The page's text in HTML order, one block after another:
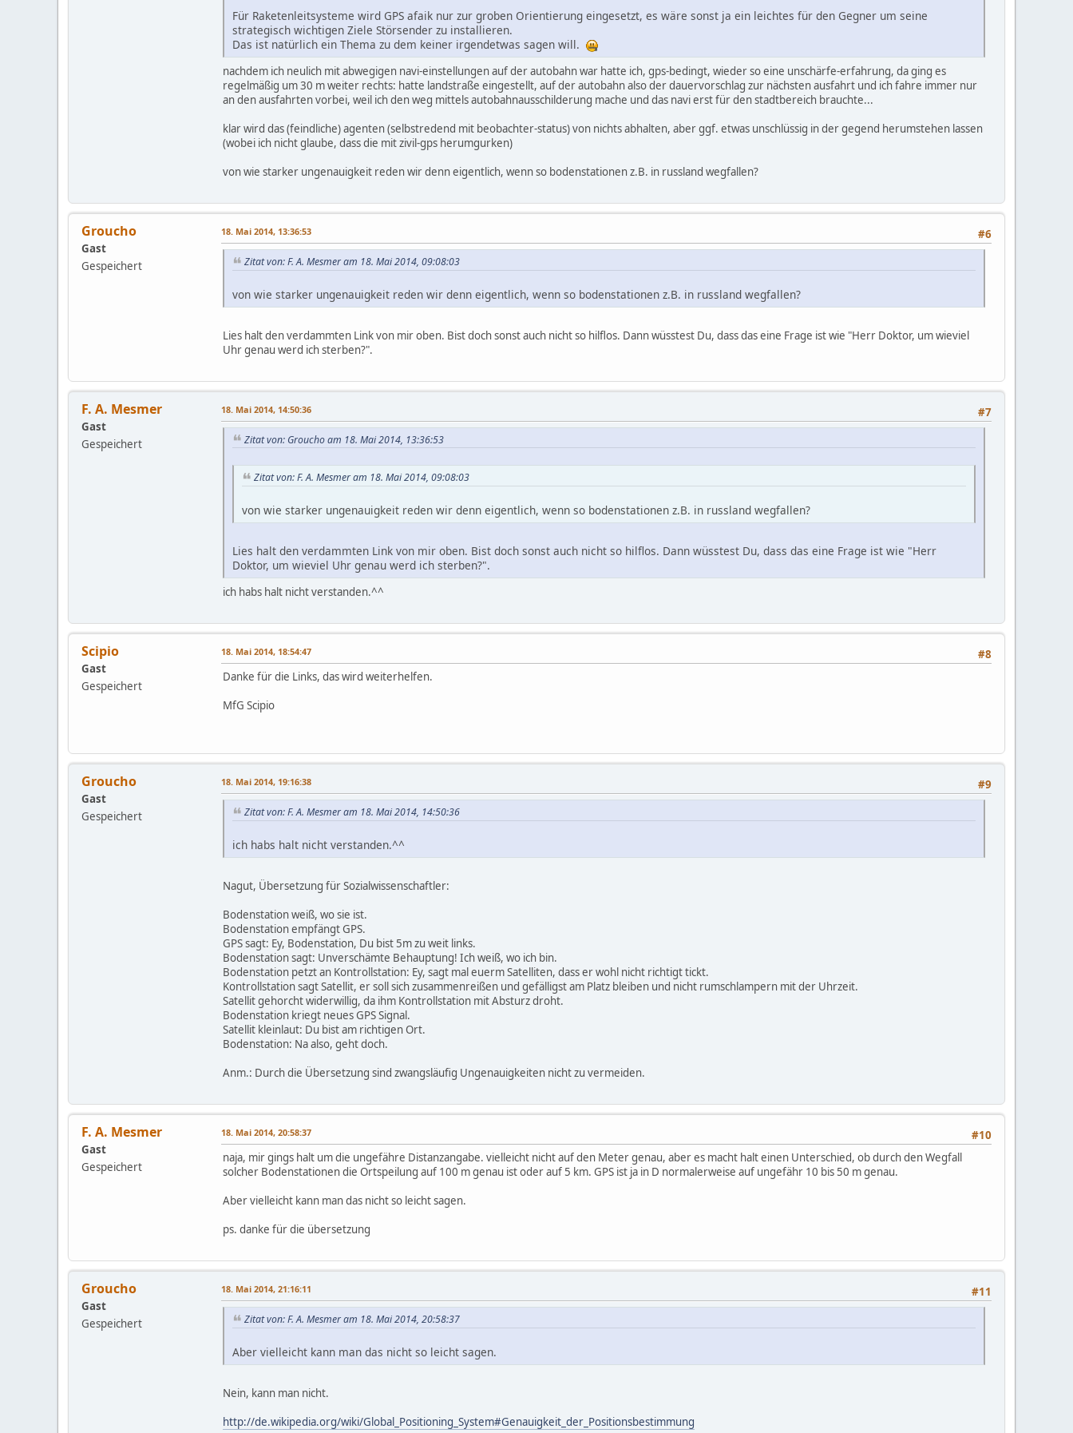
Für Raketenleitsysteme wird GPS afaik nur zur groben Orientierung eingesetzt, es wäre sonst ja ein leichtes für den Gegner um seine
strategisch wichtigen Ziele Störsender zu installieren.
Das ist natürlich ein Thema zu dem keiner irgendetwas sagen will.
nachdem ich neulich mit abwegigen navi-einstellungen auf der autobahn war hatte ich, gps-bedingt, wieder so eine unschärfe-erfahrung, da ging es
regelmäßig um 30 m weiter rechts: hatte landstraße eingestellt, auf der autobahn also der dauervorschlag zur nächsten ausfahrt und ich fahre immer nur
an den ausfahrten vorbei, weil ich den weg mittels autobahnausschilderung mache und das navi erst für den stadtbereich brauchte...
klar wird das (feindliche) agenten (selbstredend mit beobachter-status) von nichts abhalten, aber ggf. etwas unschlüssig in der gegend herumstehen lassen
(wobei ich nicht glaube, dass die mit zivil-gps herumgurken)
von wie starker ungenauigkeit reden wir denn eigentlich, wenn so bodenstationen z.B. in russland wegfallen?
Groucho
Gast
Gespeichert
#6
18. Mai 2014, 13:36:53
Zitat von: F. A. Mesmer am 18. Mai 2014, 09:08:03
von wie starker ungenauigkeit reden wir denn eigentlich, wenn so bodenstationen z.B. in russland wegfallen?
Lies halt den verdammten Link von mir oben. Bist doch sonst auch nicht so hilflos. Dann wüsstest Du, dass das eine Frage ist wie "Herr Doktor, um wieviel
Uhr genau werd ich sterben?".
F. A. Mesmer
Gast
Gespeichert
#7
18. Mai 2014, 14:50:36
Zitat von: Groucho am 18. Mai 2014, 13:36:53
Zitat von: F. A. Mesmer am 18. Mai 2014, 09:08:03
von wie starker ungenauigkeit reden wir denn eigentlich, wenn so bodenstationen z.B. in russland wegfallen?
Lies halt den verdammten Link von mir oben. Bist doch sonst auch nicht so hilflos. Dann wüsstest Du, dass das eine Frage ist wie "Herr
Doktor, um wieviel Uhr genau werd ich sterben?".
ich habs halt nicht verstanden.^^
Scipio
Gast
Gespeichert
#8
18. Mai 2014, 18:54:47
Danke für die Links, das wird weiterhelfen.
MfG Scipio
Groucho
Gast
Gespeichert
#9
18. Mai 2014, 19:16:38
Zitat von: F. A. Mesmer am 18. Mai 2014, 14:50:36
ich habs halt nicht verstanden.^^
Nagut, Übersetzung für Sozialwissenschaftler:
Bodenstation weiß, wo sie ist.
Bodenstation empfängt GPS.
GPS sagt: Ey, Bodenstation, Du bist 5m zu weit links.
Bodenstation sagt: Unverschämte Behauptung! Ich weiß, wo ich bin.
Bodenstation petzt an Kontrollstation: Ey, sagt mal euerm Satelliten, dass er wohl nicht richtigt tickt.
Kontrollstation sagt Satellit, er soll sich zusammenreißen und gefälligst am Platz bleiben und nicht rumschlampern mit der Uhrzeit.
Satellit gehorcht widerwillig, da ihm Kontrollstation mit Absturz droht.
Bodenstation kriegt neues GPS Signal.
Satellit kleinlaut: Du bist am richtigen Ort.
Bodenstation: Na also, geht doch.
Anm.: Durch die Übersetzung sind zwangsläufig Ungenauigkeiten nicht zu vermeiden.
F. A. Mesmer
Gast
Gespeichert
#10
18. Mai 2014, 20:58:37
naja, mir gings halt um die ungefähre Distanzangabe. vielleicht nicht auf den Meter genau, aber es macht halt einen Unterschied, ob durch den Wegfall
solcher Bodenstationen die Ortspeilung auf 100 m genau ist oder auf 5 km. GPS ist ja in D normalerweise auf ungefähr 10 bis 50 m genau.
Aber vielleicht kann man das nicht so leicht sagen.
ps. danke für die übersetzung
Groucho
Gast
Gespeichert
#11
18. Mai 2014, 21:16:11
Zitat von: F. A. Mesmer am 18. Mai 2014, 20:58:37
Aber vielleicht kann man das nicht so leicht sagen.
Nein, kann man nicht.
http://de.wikipedia.org/wiki/Global_Positioning_System#Genauigkeit_der_Positionsbestimmung